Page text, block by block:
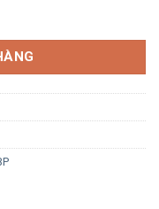
24Vdc xanh dương